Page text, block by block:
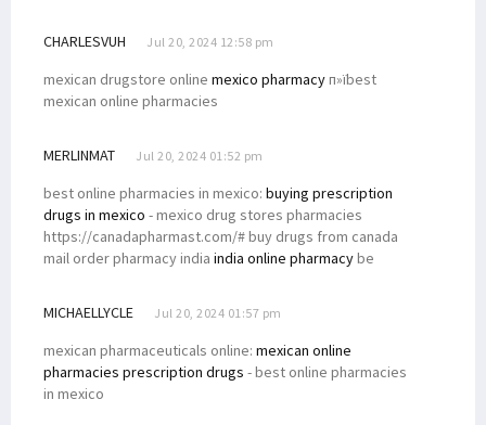
CHARLESVUH Jul 20, 2024 12:58 pm
mexican drugstore online mexico pharmacyп»їbest
mexican online pharmacies
MERLINMAT Jul 20, 2024 01:52 pm
best online pharmacies in mexico: buying prescription
drugs in mexico - mexico drug stores pharmacies
https://canadapharmast.com/# buy drugs from canada
mail order pharmacy india india online pharmacybe
MICHAELLYCLE Jul 20, 2024 01:57 pm
mexican pharmaceuticals online: mexican online
pharmacies prescription drugs - best online pharmacies
in mexico